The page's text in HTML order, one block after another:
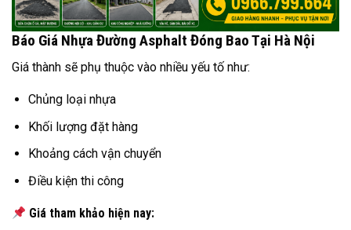
Báo Giá Nhựa Đường Asphalt Đóng Bao Tại Hà Nội
Giá thành sẽ phụ thuộc vào nhiều yếu tố như:
Chủng loại nhựa
Khối lượng đặt hàng
Khoảng cách vận chuyển
Điều kiện thi công
Giá tham khảo hiện nay: